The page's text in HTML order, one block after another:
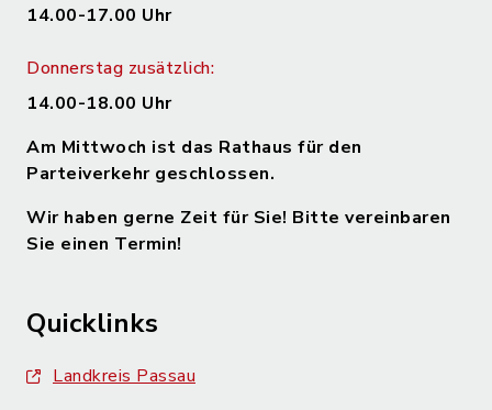
14.00-17.00 Uhr
Donnerstag zusätzlich:
14.00-18.00 Uhr
Am Mittwoch ist das Rathaus für den
Parteiverkehr geschlossen.
Wir haben gerne Zeit für Sie! Bitte vereinbaren
Sie einen Termin!
Quicklinks
Landkreis Passau